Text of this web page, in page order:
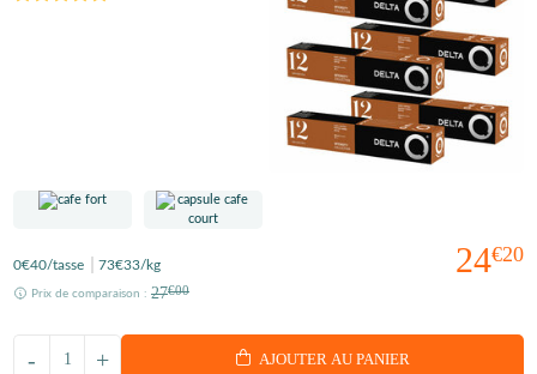
24€20
0€40/tasse 73€33/kg
Prix de comparaison : 27€00
+
- AJOUTER AU PANIER